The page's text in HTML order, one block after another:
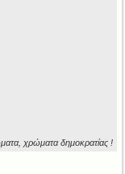
χρώματα δημοκρατίας !